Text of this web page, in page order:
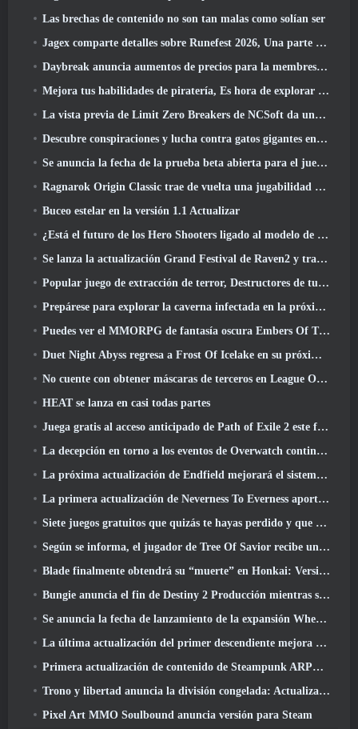
Las brechas de contenido no son tan malas como solían ser
Jagex comparte detalles sobre Runefest 2026, Una parte de la celebración del 25 aniversario de RuneScape IP
Daybreak anuncia aumentos de precios para la membresía VIP de Lord Of The Rings Online
Mejora tus habilidades de piratería, Es hora de explorar Night City en Wuthering Waves
La vista previa de Limit Zero Breakers de NCSoft da una idea de qué esperar de la próxima prueba del prólogo
Descubre conspiraciones y lucha contra gatos gigantes en tu tiempo de inactividad en la última actualización de Where Winds Meet
Se anuncia la fecha de la prueba beta abierta para el juego Dark Fantasy Extraction, Cazador de la niebla
Ragnarok Origin Classic trae de vuelta una jugabilidad MMORPG justa y CBT abre en junio 4
Buceo estelar en la versión 1.1 Actualizar
¿Está el futuro de los Hero Shooters ligado al modelo de servicio en vivo F2P??
Se lanza la actualización Grand Festival de Raven2 y trae consigo la nueva clase Warlord
Popular juego de extracción de terror, Destructores de tumbas, Lanzamientos en Occidente
Prepárese para explorar la caverna infectada en la próxima actualización de Eterspire
Puedes ver el MMORPG de fantasía oscura Embers Of The Uncrown de Nexon durante el Steam Next Fest
Duet Night Abyss regresa a Frost Of Icelake en su próxima actualización Steampunk
No cuente con obtener máscaras de terceros en League Of Legends
HEAT se lanza en casi todas partes
Juega gratis al acceso anticipado de Path of Exile 2 este fin de semana
La decepción en torno a los eventos de Overwatch continúa 10 Año Aniversario
La próxima actualización de Endfield mejorará el sistema de fábrica
La primera actualización de Neverness To Everness aporta mucho a la mesa
Siete juegos gratuitos que quizás te hayas perdido y que forman parte del Steam Ocean Fest
Según se informa, el jugador de Tree Of Savior recibe un premio especial por gastar 100.000 dólares en el juego
Blade finalmente obtendrá su “muerte” en Honkai: Versión de riel en estrella 4.3
Bungie anuncia el fin de Destiny 2 Producción mientras se preparan para trabajar en nuevos proyectos
Se anuncia la fecha de lanzamiento de la expansión Where Winds Meet “Imperial Palace”
La última actualización del primer descendiente mejora el ciclo agrícola y actualiza el modo Embestida
Primera actualización de contenido de Steampunk ARPG Crystalfall para abordar las "preocupaciones clave de los jugadores"
Trono y libertad anuncia la división congelada: Actualización Nix
Pixel Art MMO Soulbound anuncia versión para Steam